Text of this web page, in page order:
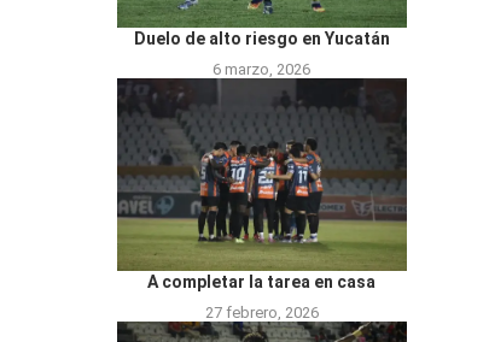
Duelo de alto riesgo en Yucatán
6 marzo, 2026
A completar la tarea en casa
27 febrero, 2026